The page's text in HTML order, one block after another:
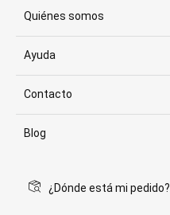
Quiénes somos
Ayuda
Contacto
Blog
¿Dónde está mi pedido?